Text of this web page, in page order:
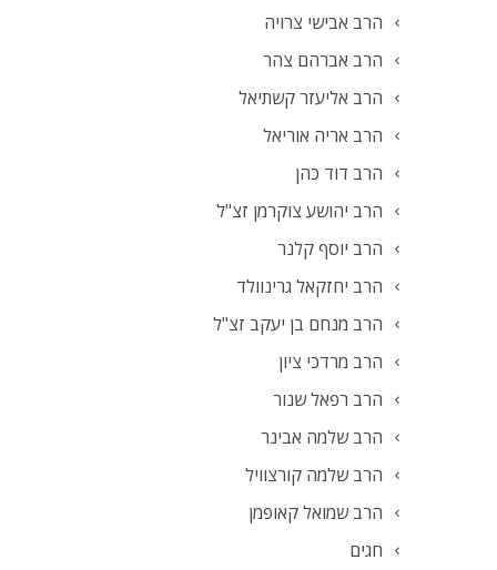
הרב אבישי צרויה
הרב אברהם צהר
הרב אליעזר קשתיאל
הרב אריה אוריאל
הרב דוד כהן
הרב יהושע צוקרמן זצ"ל
הרב יוסף קלנר
הרב יחזקאל גרינוולד
הרב מנחם בן יעקב זצ"ל
הרב מרדכי ציון
הרב רפאל שנור
הרב שלמה אבינר
הרב שלמה קורצוויל
הרב שמואל קאופמן
חגים